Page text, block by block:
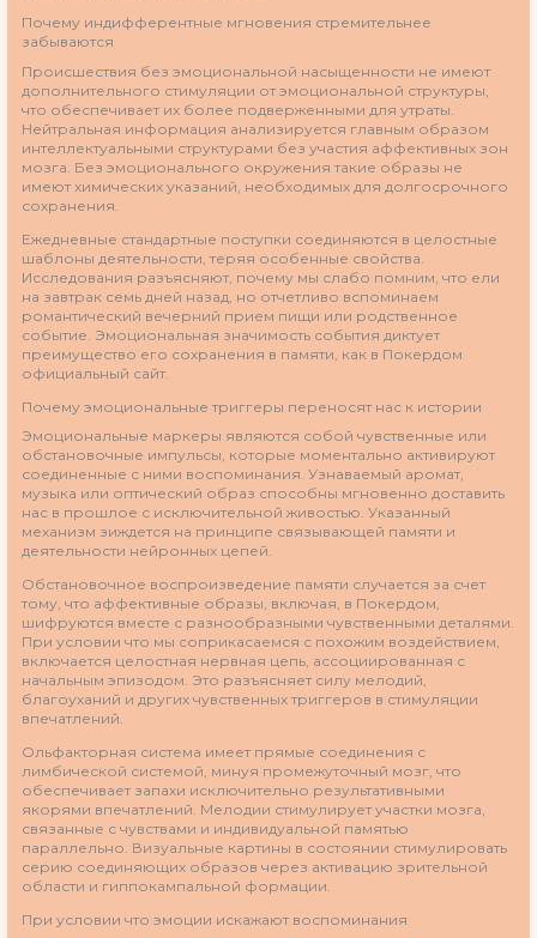
Почему индифферентные мгновения стремительнее
забываются
Происшествия без эмоциональной насыщенности не имеют
дополнительного стимуляции от эмоциональной структуры,
что обеспечивает их более подверженными для утраты.
Нейтральная информация анализируется главным образом
интеллектуальными структурами без участия аффективных зон
мозга. Без эмоционального окружения такие образы не
имеют химических указаний, необходимых для долгосрочного
сохранения.
Ежедневные стандартные поступки соединяются в целостные
шаблоны деятельности, теряя особенные свойства.
Исследования разъясняют, почему мы слабо помним, что ели
на завтрак семь дней назад, но отчетливо вспоминаем
романтический вечерний прием пищи или родственное
событие. Эмоциональная значимость события диктует
преимущество его сохранения в памяти, как в Покердом
официальный сайт.
Почему эмоциональные триггеры переносят нас к истории
Эмоциональные маркеры являются собой чувственные или
обстановочные импульсы, которые моментально активируют
соединенные с ними воспоминания. Узнаваемый аромат,
музыка или оптический образ способны мгновенно доставить
нас в прошлое с исключительной живостью. Указанный
механизм зиждется на принципе связывающей памяти и
деятельности нейронных цепей.
Обстановочное воспроизведение памяти случается за счет
тому, что аффективные образы, включая, в Покердом,
шифруются вместе с разнообразными чувственными деталями.
При условии что мы соприкасаемся с похожим воздействием,
включается целостная нервная цепь, ассоциированная с
начальным эпизодом. Это разъясняет силу мелодий,
благоуханий и других чувственных триггеров в стимуляции
впечатлений.
Ольфакторная система имеет прямые соединения с
лимбической системой, минуя промежуточный мозг, что
обеспечивает запахи исключительно результативными
якорями впечатлений. Мелодии стимулирует участки мозга,
связанные с чувствами и индивидуальной памятью
параллельно. Визуальные картины в состоянии стимулировать
серию соединяющих образов через активацию зрительной
области и гиппокампальной формации.
При условии что эмоции искажают воспоминания